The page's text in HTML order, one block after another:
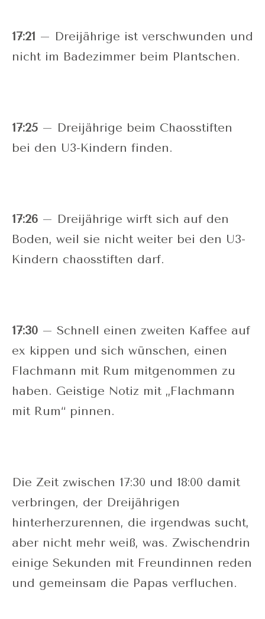
17:21 – Dreijährige ist verschwunden und
nicht im Badezimmer beim Plantschen.
17:25 – Dreijährige beim Chaosstiften
bei den U3-Kindern finden.
17:26 – Dreijährige wirft sich auf den
Boden, weil sie nicht weiter bei den U3-
Kindern chaosstiften darf.
17:30 – Schnell einen zweiten Kaffee auf
ex kippen und sich wünschen, einen
Flachmann mit Rum mitgenommen zu
haben. Geistige Notiz mit „Flachmann
mit Rum“ pinnen.
Die Zeit zwischen 17:30 und 18:00 damit
verbringen, der Dreijährigen
hinterherzurennen, die irgendwas sucht,
aber nicht mehr weiß, was. Zwischendrin
einige Sekunden mit Freundinnen reden
und gemeinsam die Papas verfluchen.